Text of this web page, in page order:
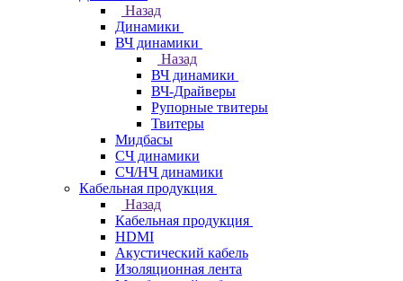
Назад
Динамики
ВЧ динамики
Назад
ВЧ динамики
ВЧ-Драйверы
Рупорные твитеры
Твитеры
Мидбасы
СЧ динамики
СЧ/НЧ динамики
Кабельная продукция
Назад
Кабельная продукция
HDMI
Акустический кабель
Изоляционная лента